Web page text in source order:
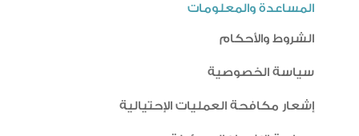
المساعدة والمعلومات
الشروط والأحكام
سياسة الخصوصية
إشعار مكافحة العمليات الإحتيالية